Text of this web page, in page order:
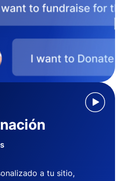
a tu sitio,